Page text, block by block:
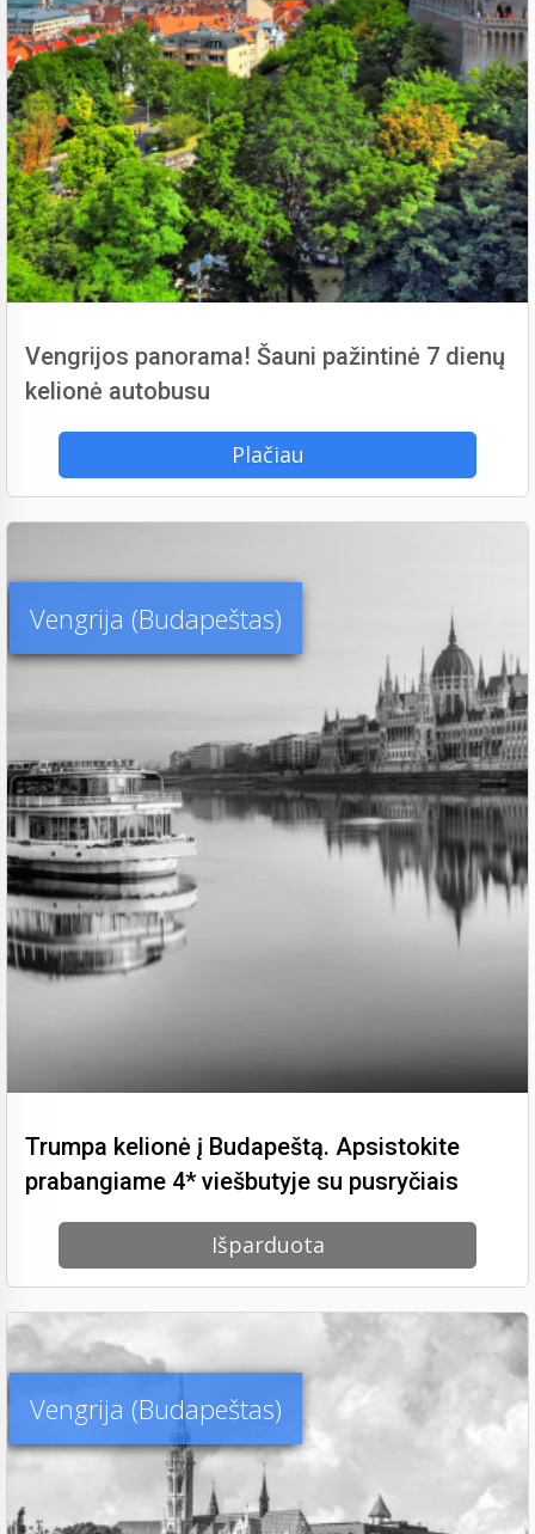
Vengrijos panorama! Šauni pažintinė 7 dienų
kelionė autobusu
Plačiau
Vengrija (Budapeštas)
Trumpa kelionė į Budapeštą. Apsistokite
prabangiame 4* viešbutyje su pusryčiais
Išparduota
Vengrija (Budapeštas)